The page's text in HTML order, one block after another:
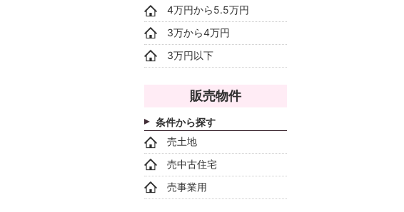
4万円から5.5万円
3万から4万円
3万円以下
販売物件
条件から探す
売土地
売中古住宅
売事業用